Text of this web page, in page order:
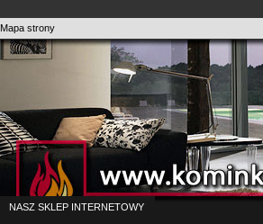
Mapa strony
NASZ SKLEP INTERNETOWY